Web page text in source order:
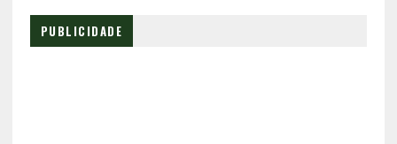
PUBLICIDADE